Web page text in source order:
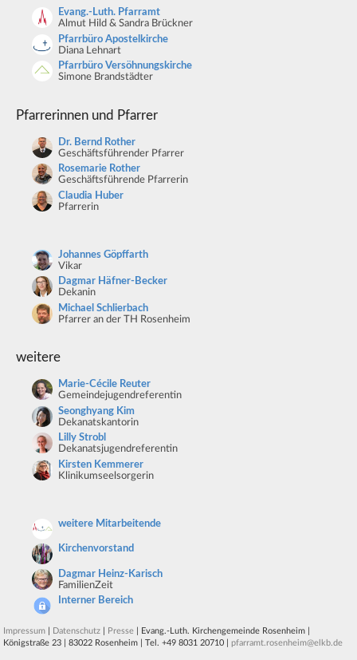
Evang.-Luth. Pfarramt
Almut Hild & Sandra Brückner
Pfarrbüro Apostelkirche
Diana Lehnart
Pfarrbüro Versöhnungskirche
Simone Brandstädter
Pfarrerinnen und Pfarrer
Dr. Bernd Rother
Geschäftsführender Pfarrer
Rosemarie Rother
Geschäftsführende Pfarrerin
Claudia Huber
Pfarrerin
Johannes Göpffarth
Vikar
Dagmar Häfner-Becker
Dekanin
Michael Schlierbach
Pfarrer an der TH Rosenheim
weitere
Marie-Cécile Reuter
Gemeindejugendreferentin
Seonghyang Kim
Dekanatskantorin
Lilly Strobl
Dekanatsjugendreferentin
Kirsten Kemmerer
Klinikumseelsorgerin
weitere Mitarbeitende
Kirchenvorstand
Dagmar Heinz-Karisch
FamilienZeit
Interner Bereich
Impressum Datenschutz Presse | Evang.-Luth. Kirchengemeinde Rosenheim |
Königstraße 23 | 83022 Rosenheim | Tel. +49 8031 20710 |pfarramt.rosenheim@elkb.de